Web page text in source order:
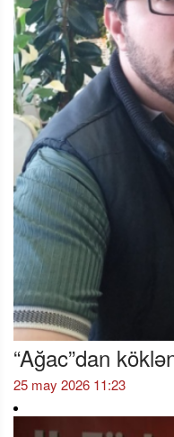
“Ağac”dan
25 may 2026 11:23